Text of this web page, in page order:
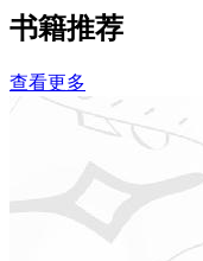
书籍推荐
查看更多